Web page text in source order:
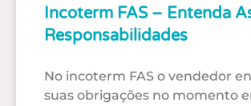
Incoterm FAS – Entenda
Responsabilidades
No incoterm FAS o vendedor
suas obrigações no momento